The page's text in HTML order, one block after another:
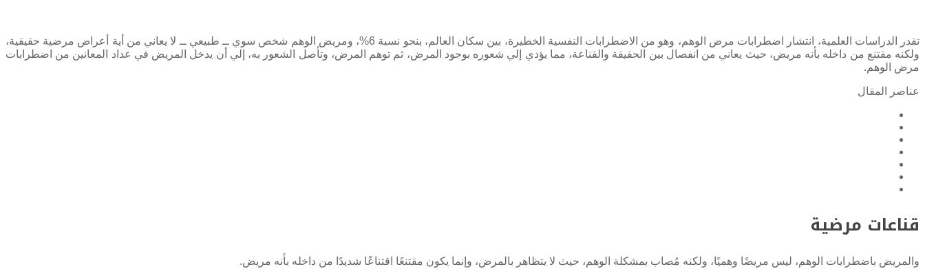
تقدر الدراسات العلمية، انتشار اضطرابات مرض الوهم، وهو من الاضطرابات النفسية الخطيرة، بين سكان العالم، بنحو نسبة 6%، ومريض الوهم شخص سوي ــ طبيعي ــ لا يعاني من أية أعراض مرضية حقيقية،
ولكنه مقتنع من داخله بأنه مريض، حيث يعاني من انفصال بين الحقيقة والقناعة، مما يؤدي إلي شعوره بوجود المرض، ثم توهم المرض، وتأصل الشعور به، إلي أن يدخل المريض في عداد المعانين من اضطرابات
مرض الوهم.
عناصر المقال
قناعات مرضية
والمريض باضطرابات الوهم، ليس مريضًا وهميًا، ولكنه مُصاب بمشكلة الوهم، حيث لا يتظاهر بالمرض، وإنما يكون مقتنعًا اقتناعًا شديدًا من داخله بأنه مريض.